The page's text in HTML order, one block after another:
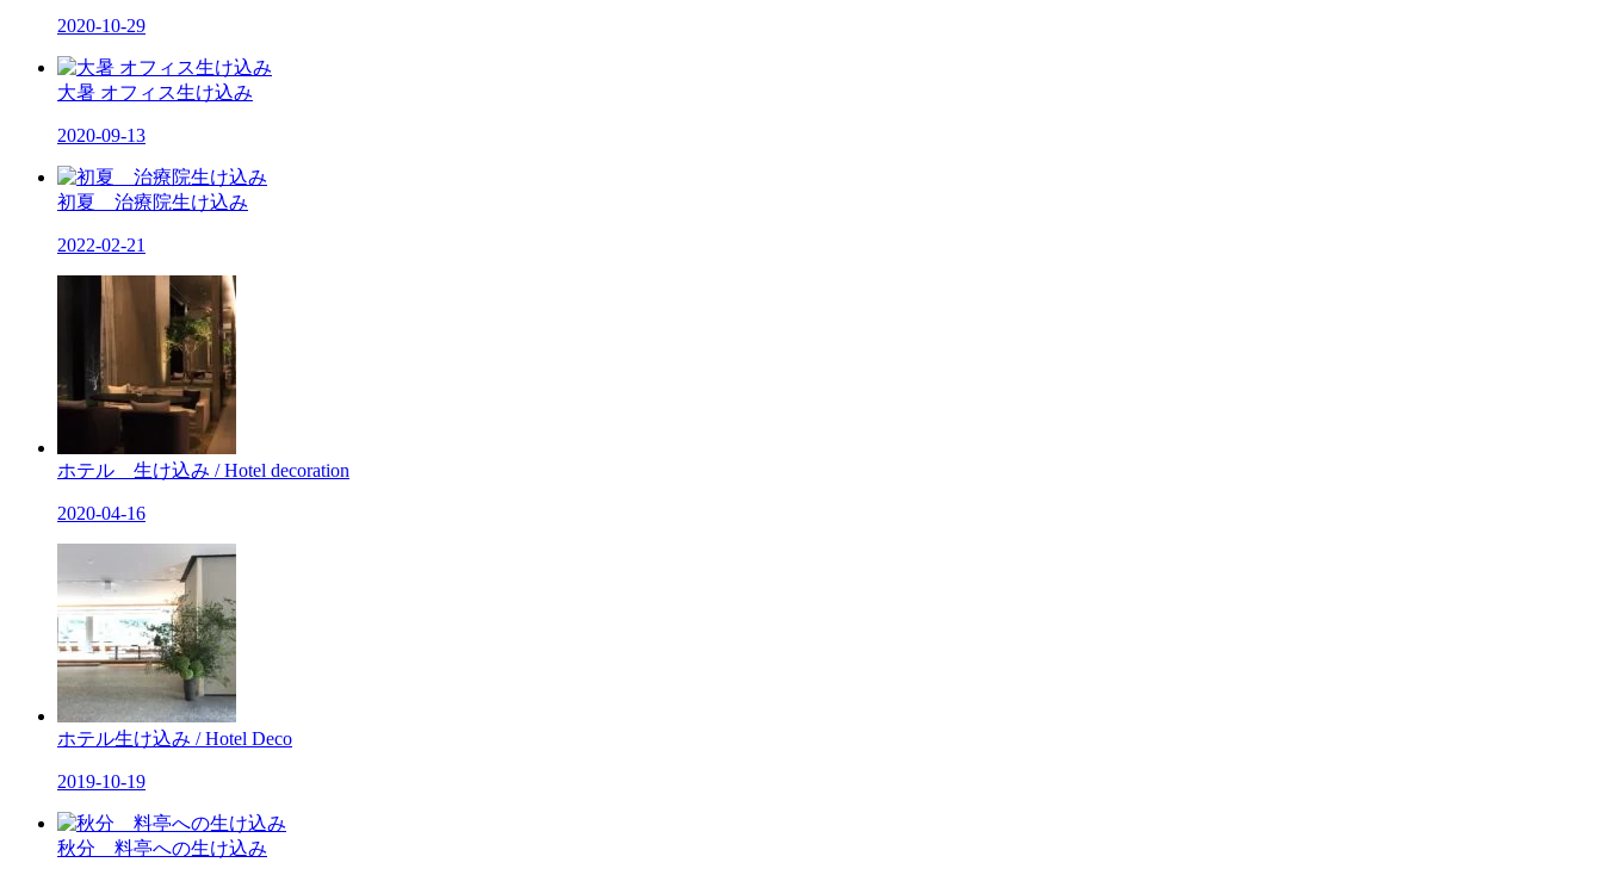
2020-10-29
大暑 オフィス生け込み
2020-09-13
初夏 治療院生け込み
2022-02-21
ホテル 生け込み / Hotel decoration
2020-04-16
ホテル生け込み / Hotel Deco
2019-10-19
秋分 料亭への生け込み